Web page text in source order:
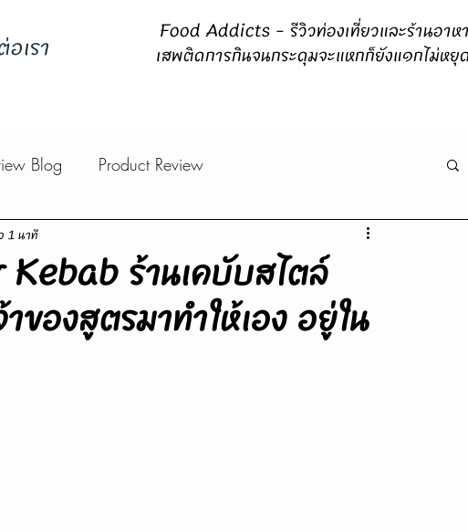
เรา
Food Addicts - รีวิวท่องเที่ยวและร้านอาห
เสพติดการกินจนกระดุมจะแหกก็ยังแ๑กไม่หยุ
Blog Product Review
ร้านเคบับสไตล์
ของสูตรมาทำให้เอง อยู่ใน
1 นาที